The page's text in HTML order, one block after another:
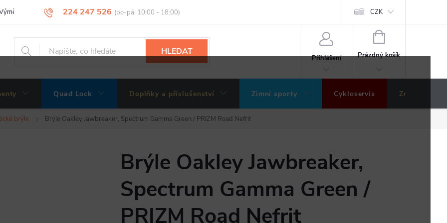
224 247 526
vrácení a reklamace zboží Obchodní podmínky Hodnocení obchodu CZK
HLEDAT
Přihlášení
NÁKUPNÍ
KOŠÍK
Prázdný košík
Quad Lock Doplňky a příslušenství Zimní sporty Cykloservis Značky
brýle Brýle Oakley Jawbreaker, Spectrum Gamma Green / PRIZM Road Nefrit
Brýle Oakley Jawbreaker,
Spectrum Gamma Green /
PRIZM Road Nefrit